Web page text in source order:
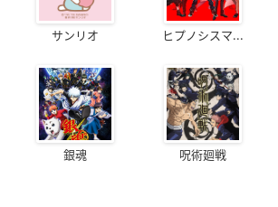
サンリオ ヒプノシスマ...
銀魂 呪術廻戦